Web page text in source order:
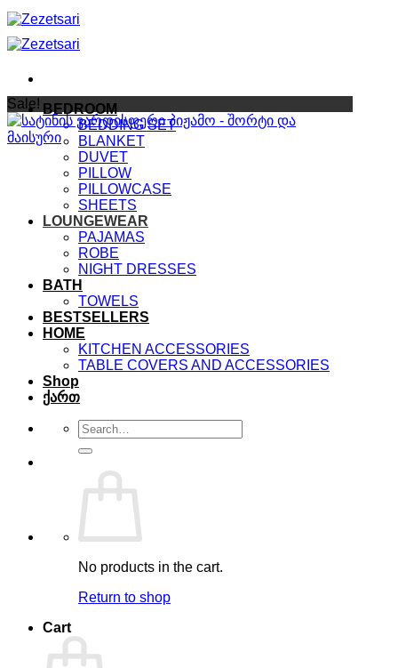
Skip
to
content
BEDROOM
BEDDING SET
BLANKET
DUVET
PILLOW
PILLOWCASE
SHEETS
LOUNGEWEAR
PAJAMAS
ROBE
NIGHT DRESSES
BATH
TOWELS
BESTSELLERS
HOME
KITCHEN ACCESSORIES
TABLE COVERS AND ACCESSORIES
Shop
ქართ
Search
for:
No products in the cart.
Return to shop
Cart
Sale!